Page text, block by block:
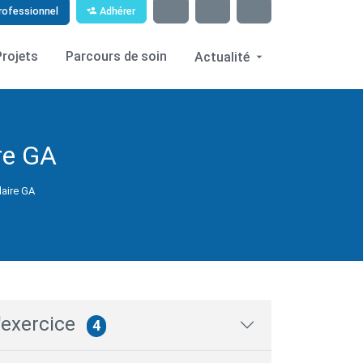
Adhérer
Parcours de soin Actualité
GA
GA
4